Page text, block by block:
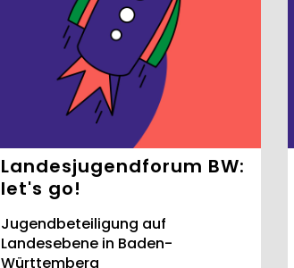
Landesjugendforum BW:
let's go!
Jugendbeteiligung auf
Landesebene in Baden-
Württemberg